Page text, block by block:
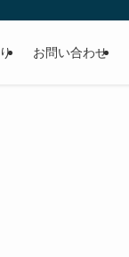
お問い合わせ